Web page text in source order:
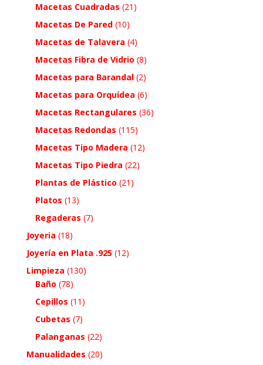
Macetas Cuadradas (21)
Macetas De Pared (10)
Macetas de Talavera (4)
Macetas Fibra de Vidrio (8)
Macetas para Barandal (2)
Macetas para Orquídea (6)
Macetas Rectangulares (36)
Macetas Redondas (115)
Macetas Tipo Madera (12)
Macetas Tipo Piedra (22)
Plantas de Plástico (21)
Platos (13)
Regaderas (7)
Joyeria (18)
Joyería en Plata .925 (12)
Limpieza (130)
Baño (78)
Cepillos (11)
Cubetas (7)
Palanganas (22)
Manualidades (20)